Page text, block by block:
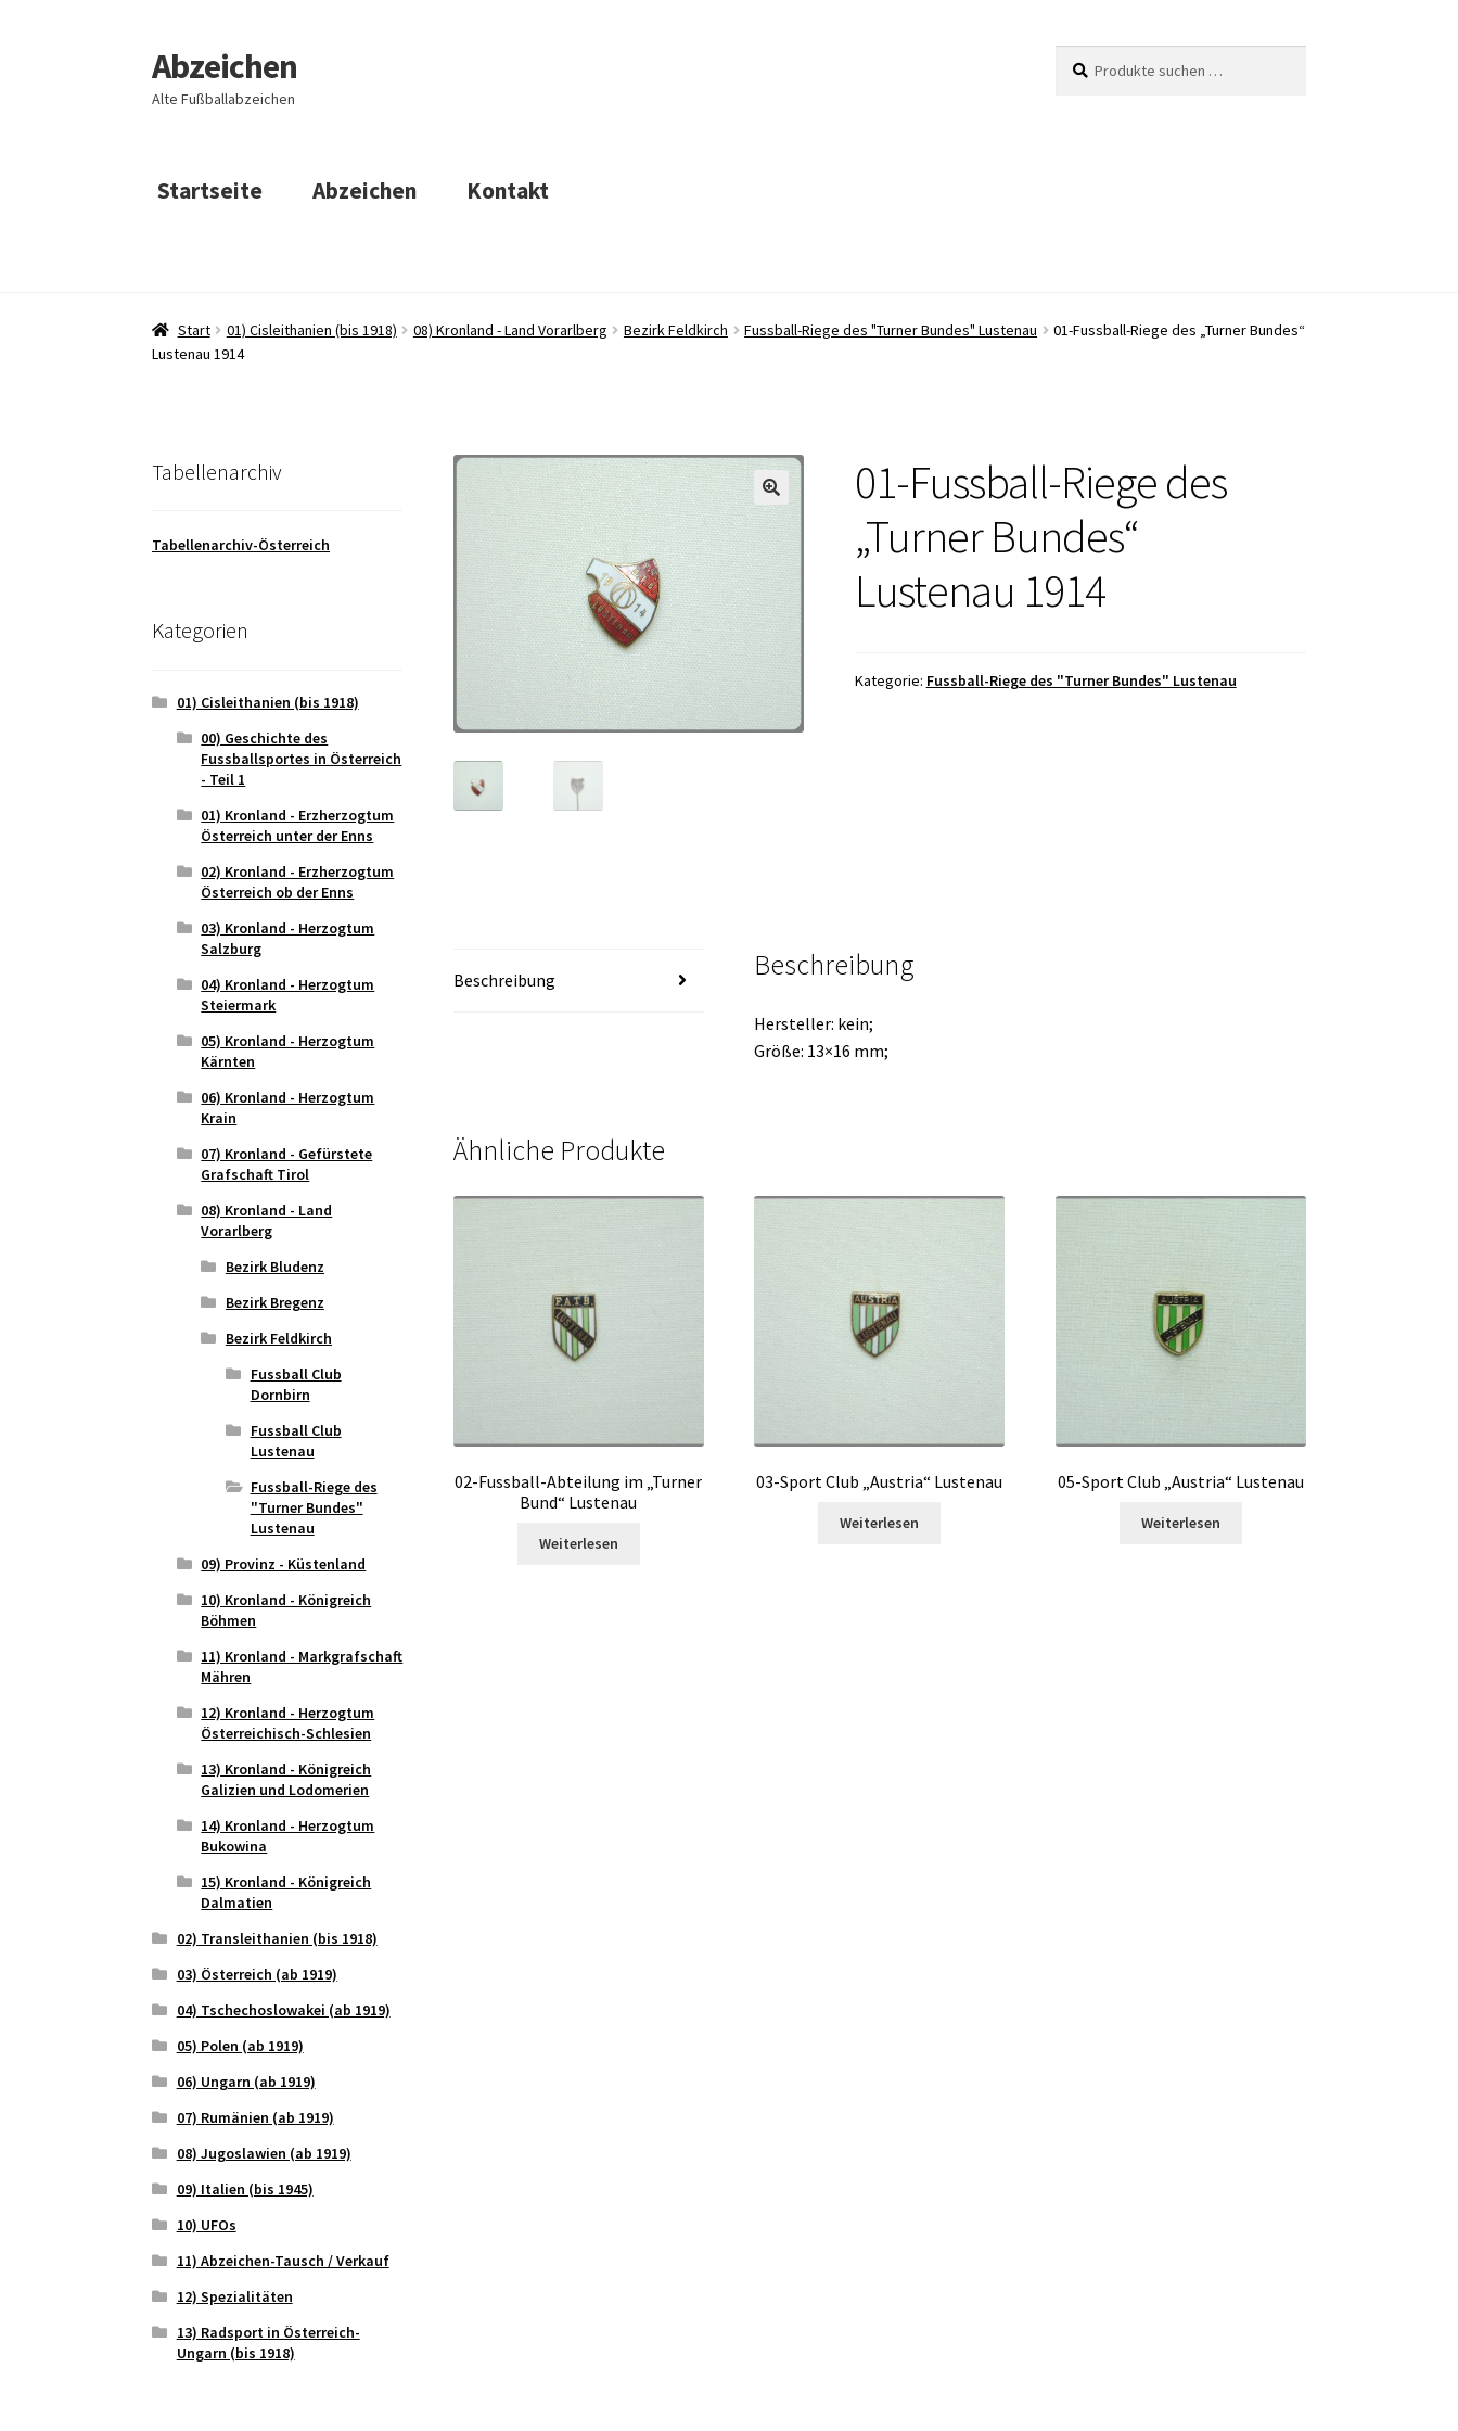
Zur
Navigation
springen
Zum
Inhalt
springen
Abzeichen
Alte Fußballabzeichen
nach:
Startseite Abzeichen Kontakt
Start 01) Cisleithanien (bis 1918) 08) Kronland - Land Vorarlberg Bezirk Feldkirch Fussball-Riege des "Turner Bundes" Lustenau
01-Fussball-Riege des „Turner Bundes“
Lustenau 1914
01-Fussball-Riege des
„Turner Bundes“
Lustenau 1914
Kategorie: Fussball-Riege des "Turner Bundes" Lustenau
Beschreibung Beschreibung
Hersteller: kein;
Größe: 13×16 mm;
Ähnliche Produkte
02-Fussball-Abteilung im „Turner
Bund“ Lustenau
Weiterlesen
03-Sport Club „Austria“ Lustenau
Weiterlesen
05-Sport Club „Austria“ Lustenau
Weiterlesen
Tabellenarchiv
Tabellenarchiv-Österreich
Kategorien
01) Cisleithanien (bis 1918)
00) Geschichte des
Fussballsportes in Österreich
- Teil 1
01) Kronland - Erzherzogtum
Österreich unter der Enns
02) Kronland - Erzherzogtum
Österreich ob der Enns
03) Kronland - Herzogtum
Salzburg
04) Kronland - Herzogtum
Steiermark
05) Kronland - Herzogtum
Kärnten
06) Kronland - Herzogtum
Krain
07) Kronland - Gefürstete
Grafschaft Tirol
08) Kronland - Land
Vorarlberg
Bezirk Bludenz
Bezirk Bregenz
Bezirk Feldkirch
Fussball Club
Dornbirn
Fussball Club
Lustenau
Fussball-Riege des
"Turner Bundes"
Lustenau
09) Provinz - Küstenland
10) Kronland - Königreich
Böhmen
11) Kronland - Markgrafschaft
Mähren
12) Kronland - Herzogtum
Österreichisch-Schlesien
13) Kronland - Königreich
Galizien und Lodomerien
14) Kronland - Herzogtum
Bukowina
15) Kronland - Königreich
Dalmatien
02) Transleithanien (bis 1918)
03) Österreich (ab 1919)
04) Tschechoslowakei (ab 1919)
05) Polen (ab 1919)
06) Ungarn (ab 1919)
07) Rumänien (ab 1919)
08) Jugoslawien (ab 1919)
09) Italien (bis 1945)
10) UFOs
11) Abzeichen-Tausch / Verkauf
12) Spezialitäten
13) Radsport in Österreich-
Ungarn (bis 1918)